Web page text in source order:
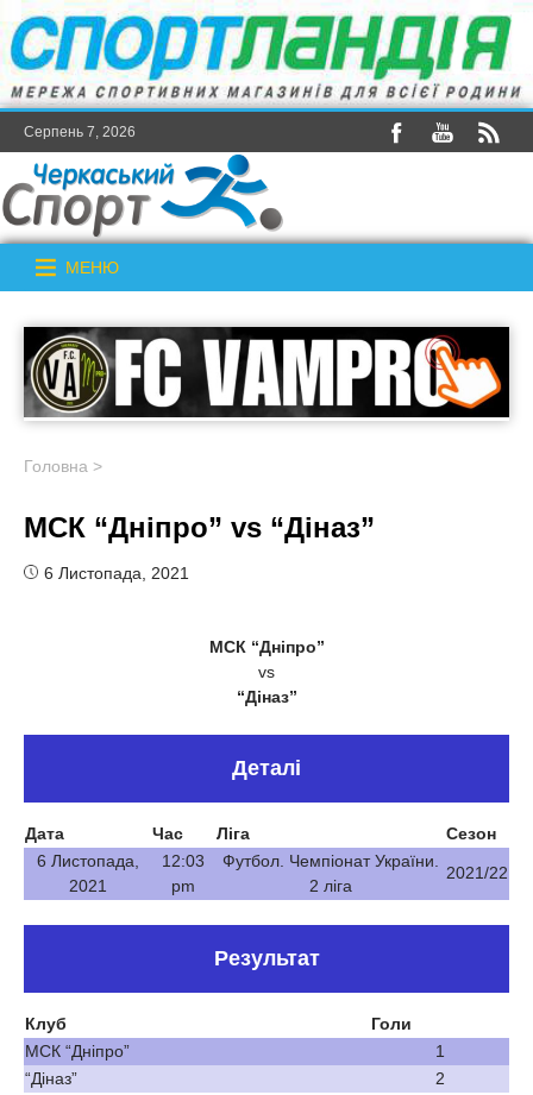
Серпень 7, 2026
МЕНЮ
Головна >
МСК “Дніпро” vs “Діназ”
6 Листопада, 2021
МСК “Дніпро”
vs
“Діназ”
Деталі
Дата Час Ліга
Сезон
6 Листопада,
2021
12:03
pm
Футбол. Чемпіонат України.
2 ліга
2021/22
Результат
Клуб
Голи
МСК “Дніпро”
1
“Діназ”
2